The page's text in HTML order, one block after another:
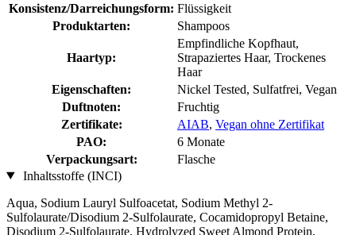
Konsistenz/Darreichungsform: Flüssigkeit
Produktarten:
Shampoos
Haartyp:
Empfindliche Kopfhaut,
Strapaziertes Haar, Trockenes
Haar
Eigenschaften:
Nickel Tested, Sulfatfrei, Vegan
Duftnoten:
Fruchtig
Zertifikate:
AIAB, Vegan ohne Zertifikat
PAO:
6 Monate
Verpackungsart:
Flasche
Inhaltsstoffe (INCI)
Aqua, Sodium Lauryl Sulfoacetat, Sodium Methyl 2-
Sulfolaurate/Disodium 2-Sulfolaurate, Cocamidopropyl Betaine,
Disodium 2-Sulfolaurate, Hydrolyzed Sweet Almond Protein,